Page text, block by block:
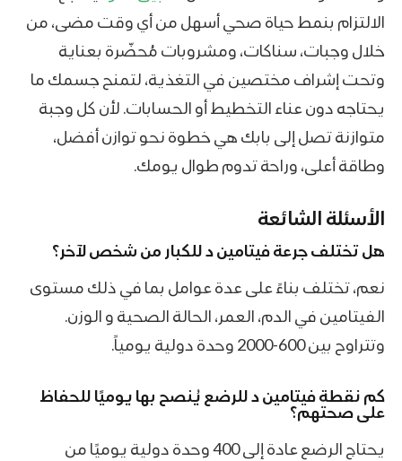
الالتزام بنمط حياة صحي أسهل من أي وقت مضى، من
خلال وجبات، سناكات، ومشروبات مُحضّرة بعناية
وتحت إشراف مختصين في التغذية، لتمنح جسمك ما
يحتاجه دون عناء التخطيط أو الحسابات. لأن كل وجبة
متوازنة تصل إلى بابك هي خطوة نحو توازن أفضل،
وطاقة أعلى، وراحة تدوم طوال يومك.
الأسئلة الشائعة
هل تختلف جرعة فيتامين د للكبار من شخص لآخر؟
نعم، تختلف بناءً على عدة عوامل بما في ذلك مستوى
الفيتامين في الدم، العمر، الحالة الصحية و الوزن.
وتتراوح بين 600-2000 وحدة دولية يومياً.
كم نقطة فيتامين د للرضع يُنصح بها يوميًا للحفاظ
على صحتهم؟
يحتاج الرضع عادة إلى 400 وحدة دولية يوميًا من